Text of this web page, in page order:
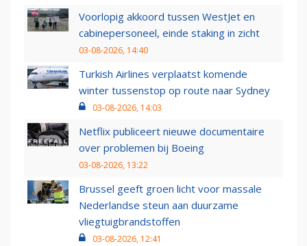
Voorlopig akkoord tussen WestJet en
cabinepersoneel, einde staking in zicht
03-08-2026, 14:40
Turkish Airlines verplaatst komende
winter tussenstop op route naar Sydney
03-08-2026, 14:03
Netflix publiceert nieuwe documentaire
over problemen bij Boeing
03-08-2026, 13:22
Brussel geeft groen licht voor massale
Nederlandse steun aan duurzame
vliegtuigbrandstoffen
03-08-2026, 12:41